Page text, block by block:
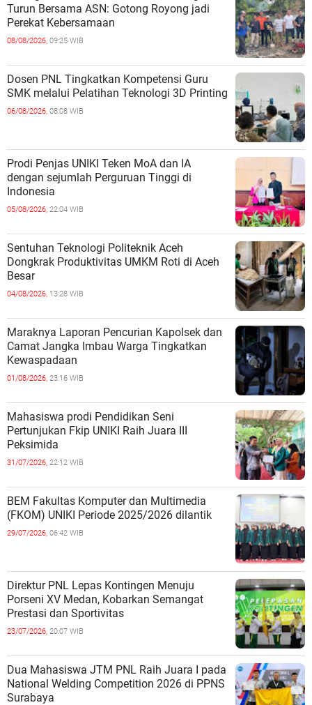
Turun Bersama ASN: Gotong Royong jadi
Perekat Kebersamaan
08/08/2026, 09:25 WIB
Dosen PNL Tingkatkan Kompetensi Guru
SMK melalui Pelatihan Teknologi 3D Printing
06/08/2026, 08:08 WIB
Prodi Penjas UNIKI Teken MoA dan IA
dengan sejumlah Perguruan Tinggi di
Indonesia
05/08/2026, 22:04 WIB
Sentuhan Teknologi Politeknik Aceh
Dongkrak Produktivitas UMKM Roti di Aceh
Besar
04/08/2026, 13:28 WIB
Maraknya Laporan Pencurian Kapolsek dan
Camat Jangka Imbau Warga Tingkatkan
Kewaspadaan
01/08/2026, 23:16 WIB
Mahasiswa prodi Pendidikan Seni
Pertunjukan Fkip UNIKI Raih Juara III
Peksimida
31/07/2026, 22:12 WIB
BEM Fakultas Komputer dan Multimedia
(FKOM) UNIKI Periode 2025/2026 dilantik
29/07/2026, 06:42 WIB
Direktur PNL Lepas Kontingen Menuju
Porseni XV Medan, Kobarkan Semangat
Prestasi dan Sportivitas
23/07/2026, 20:07 WIB
Dua Mahasiswa JTM PNL Raih Juara I pada
National Welding Competition 2026 di PPNS
Surabaya